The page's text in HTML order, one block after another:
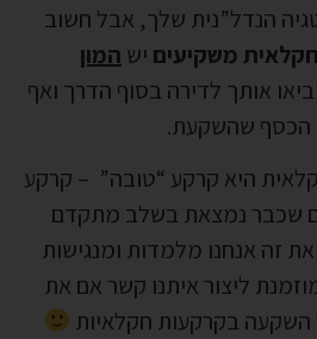
הנדל”נית שלך, אבל חשוב
משקיעים יש המון
אותך לדירה בסוף הדרך ואף
הכסף שהשקעת.
היא קרקע “טובה” – קרקע
שכבר נמצאת בשלב מתקדם
זה אנחנו מלמדות ומנגישות
ליצור איתנו קשר אם את
השקעה בקרקעות חקלאיות